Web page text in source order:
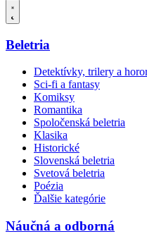
Beletria
Detektívky, trilery a
Sci-fi a fantasy
Komiksy
Romantika
Spoločenská beletria
Klasika
Historické
Slovenská beletria
Svetová beletria
Poézia
Ďalšie kategórie
Náučná a odborná